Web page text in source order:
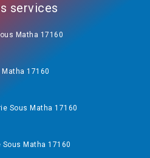
services
Matha 17160
17160
Sous Matha 17160
Matha 17160